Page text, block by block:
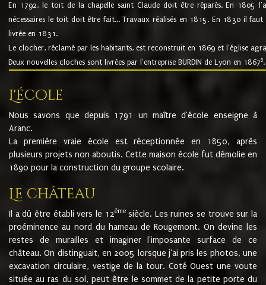
En 1792, le toit de la chapelle saint Claude doit être réparés. En 1805
nécessaires le toit doit être fait... Travaux réalisés en 1815. En 1830 il
livrée en 1831.
Le clocher, réclamé par les habitants, est reconstruit en 1869 et l'église
Deux nouvelles cloches sont livrées par l'entreprise BURDIN de Lyon en 18678.
L'école
Nous savons que depuis 1791 un maître d'école enseigne à
Aranc.
La première vraie école est réceptionnée en 1850, après
plusieurs projets non aboutis. Cette maison école fut démolie en
1890 pour la construction du groupe scolaire.
Le château
Il a dû être établi vers le 12èmesiècle. Les ruines se trouve sur la
proéminence au nord du hameau de Rougemont. On devine les
restes de murailles et imaginer l'imposante surface de ce
château. On distinguait, en 2005 lorsque j'ai pris les photos, une
excavation circulaire, vestige de la tour. Coté Ouest une voute
située au ras du sol, peut être le sommet de la petite porte du